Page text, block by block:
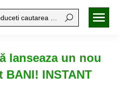
lanseaza un nou
INSTANT